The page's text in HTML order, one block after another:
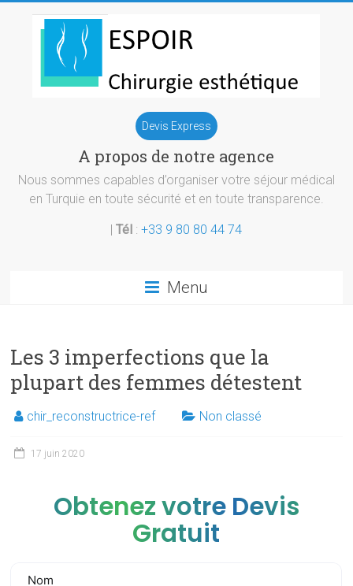
esthetique
Turquie
Devis Express
A propos de notre agence
Nous sommes capables d’organiser votre séjour médical
en Turquie en toute sécurité et en toute transparence.
|Tél :+33 9 80 80 44 74
Menu
Les 3 imperfections que la
plupart des femmes détestent
chir_reconstructrice-ref Non classé
17 juin 2020
Obtenez votre Devis
Gratuit